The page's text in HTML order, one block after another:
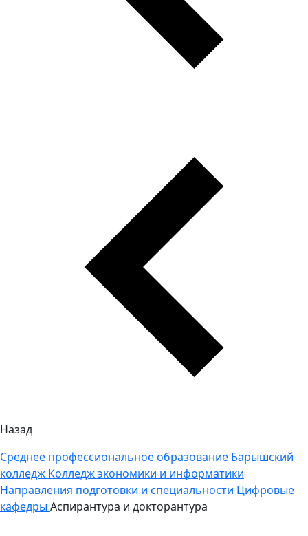
Назад
Среднее профессиональное образование Барышский
колледж Колледж экономики и информатики
Направления подготовки и специальности Цифровые
кафедры Аспирантура и докторантура